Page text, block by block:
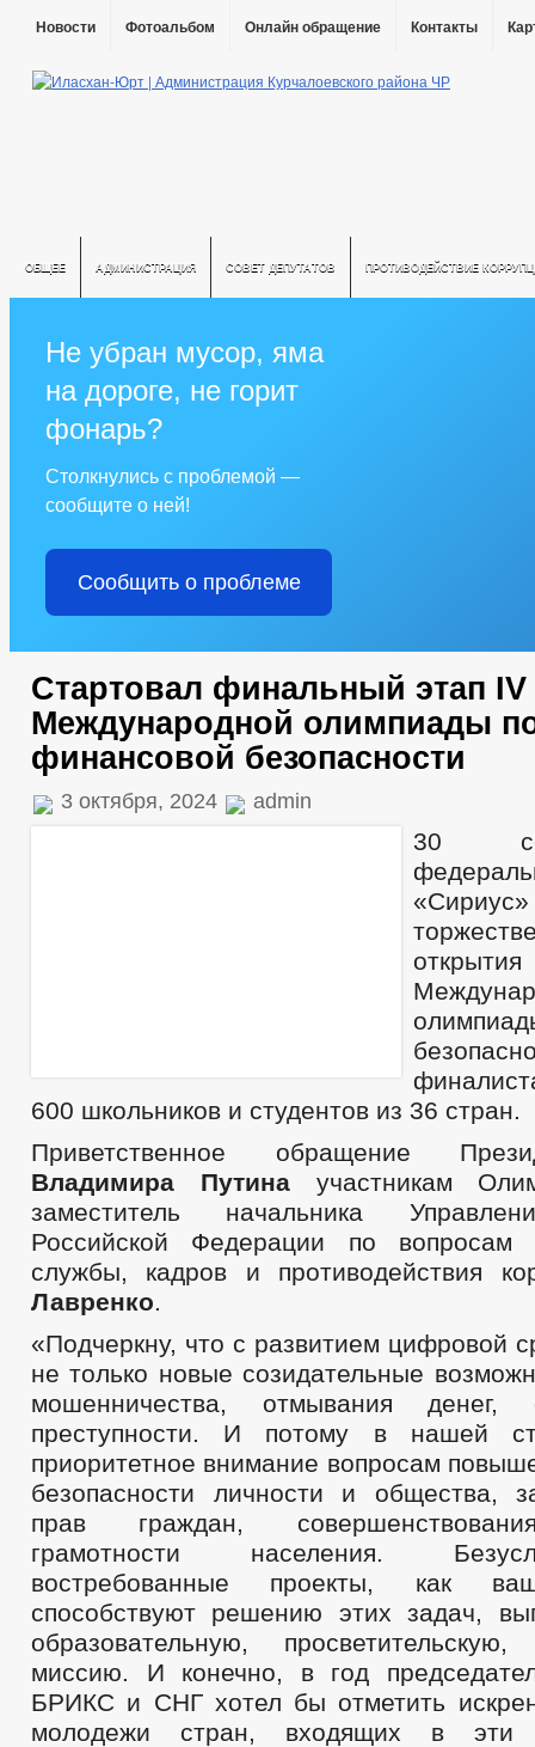
Новости Фотоальбом Онлайн обращение Контакты
ОБЩЕЕ АДМИНИСТРАЦИЯ СОВЕТ ДЕПУТАТОВ ПРОТИВОДЕЙСТВИЕ
Не убран мусор, яма
на дороге, не горит
фонарь?
Столкнулись с проблемой —
сообщите о ней!
Сообщить о проблеме
Стартовал финальный этап IV
Международной олимпиады
финансовой безопасности
3 октября, 2024 admin
30
600 школьников и студентов из 36 стран.
Приветственное обращение
Владимира Путинаучастникам
заместитель начальника
Российской Федерации по вопросам
службы, кадров и противодействия
Лавренко.
«Подчеркну, что с развитием цифровой
не только новые созидательные
мошенничества, отмывания денег,
преступности. И потому в нашей
приоритетное внимание вопросам
безопасности личности и общества,
прав граждан,
грамотности населения.
востребованные проекты, как
способствуют решению этих задач,
образовательную, просветительскую,
миссию. И конечно, в год
БРИКС и СНГ хотел бы отметить
молодежи стран, входящих в эти